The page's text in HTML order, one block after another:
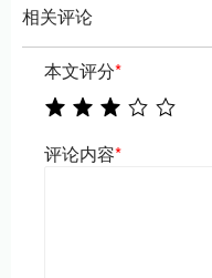
相关评论
本文评分*
评论内容*